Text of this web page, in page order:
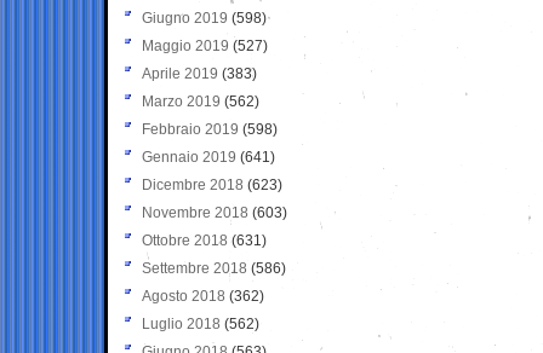
Giugno 2019 (598)
Maggio 2019 (527)
Aprile 2019 (383)
Marzo 2019 (562)
Febbraio 2019 (598)
Gennaio 2019 (641)
Dicembre 2018 (623)
Novembre 2018 (603)
Ottobre 2018 (631)
Settembre 2018 (586)
Agosto 2018 (362)
Luglio 2018 (562)